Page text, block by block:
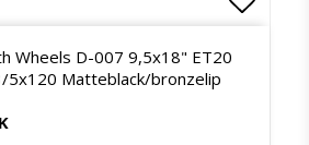
favoritlistan Lägg
Wheels D-007 9,5x18" ET20
5x120 Matteblack/bronzelip